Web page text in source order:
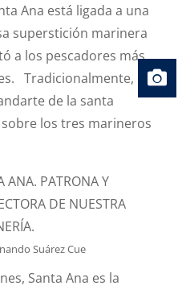
“CORIOLIS”?
Ana está ligada a una
superstición marinera
a los pescadores más
Tradicionalmente, el
de la santa
los tres marineros
ANA. PATRONA Y
DE NUESTRA
Suárez Cue
Santa Ana es la